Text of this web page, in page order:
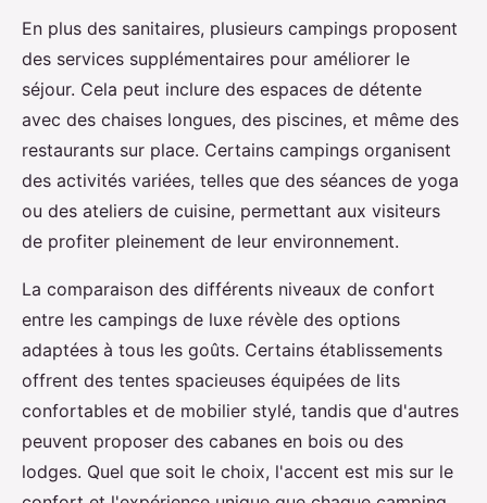
En plus des sanitaires, plusieurs campings proposent
des services supplémentaires pour améliorer le
séjour. Cela peut inclure des espaces de détente
avec des chaises longues, des piscines, et même des
restaurants sur place. Certains campings organisent
des activités variées, telles que des séances de yoga
ou des ateliers de cuisine, permettant aux visiteurs
de profiter pleinement de leur environnement.
La comparaison des différents niveaux de confort
entre les campings de luxe révèle des options
adaptées à tous les goûts. Certains établissements
offrent des tentes spacieuses équipées de lits
confortables et de mobilier stylé, tandis que d'autres
peuvent proposer des cabanes en bois ou des
lodges. Quel que soit le choix, l'accent est mis sur le